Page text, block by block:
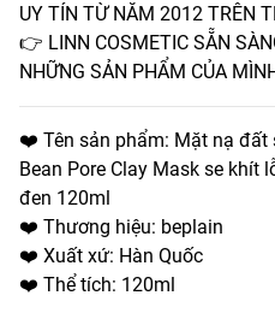
UY TÍN TỪ NĂM 2012 TRÊN
👉 LINN COSMETIC SẴN
NHỮNG SẢN PHẨM CỦA
❤️ Tên sản phẩm: Mặt nạ đất
Bean Pore Clay Mask se khít
đen 120ml
❤️ Thương hiệu: beplain
❤️ Xuất xứ: Hàn Quốc
❤️ Thể tích: 120ml